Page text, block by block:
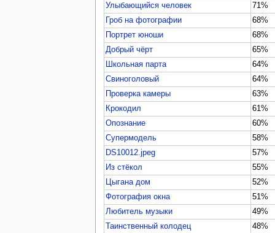
Улыбающийся человек
71%
Гроб на фотографии
68%
Портрет юноши
68%
Добрый чёрт
65%
Школьная парта
64%
Свиноголовый
64%
Проверка камеры
63%
Крокодил
61%
Опознание
60%
Супермодель
58%
DS10012.jpeg
57%
Из стёкол
55%
Цыгана дом
52%
Фотография окна
51%
Любитель музыки
49%
Таинственный колодец
48%